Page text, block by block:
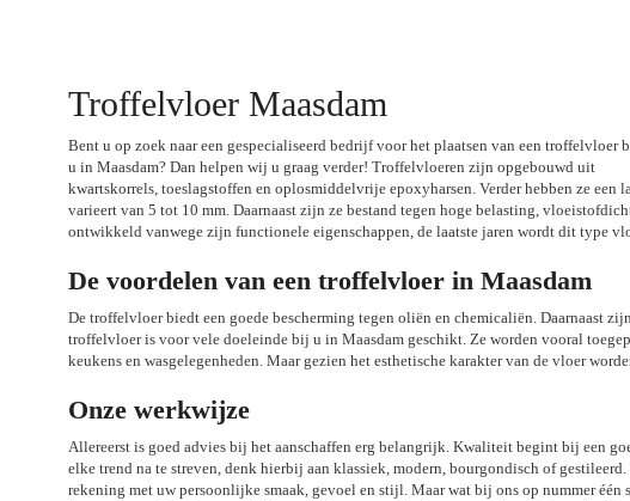
Troffelvloer Maasdam
Bent u op zoek naar een gespecialiseerd bedrijf voor het plaatsen van een troffelvloer
u in Maasdam? Dan helpen wij u graag verder! Troffelvloeren zijn opgebouwd uit
kwartskorrels, toeslagstoffen en oplosmiddelvrije epoxyharsen. Verder hebben ze
varieert van 5 tot 10 mm. Daarnaast zijn ze bestand tegen hoge belasting,
ontwikkeld vanwege zijn functionele eigenschappen, de laatste jaren wordt dit type
De voordelen van een troffelvloer in Maasdam
De troffelvloer biedt een goede bescherming tegen oliën en chemicaliën. Daarnaast
troffelvloer is voor vele doeleinde bij u in Maasdam geschikt. Ze worden vooral
keukens en wasgelegenheden. Maar gezien het esthetische karakter van de vloer
Onze werkwijze
Allereerst is goed advies bij het aanschaffen erg belangrijk. Kwaliteit begint bij een
elke trend na te streven, denk hierbij aan klassiek, modern, bourgondisch of
rekening met uw persoonlijke smaak, gevoel en stijl. Maar wat bij ons op nummer één